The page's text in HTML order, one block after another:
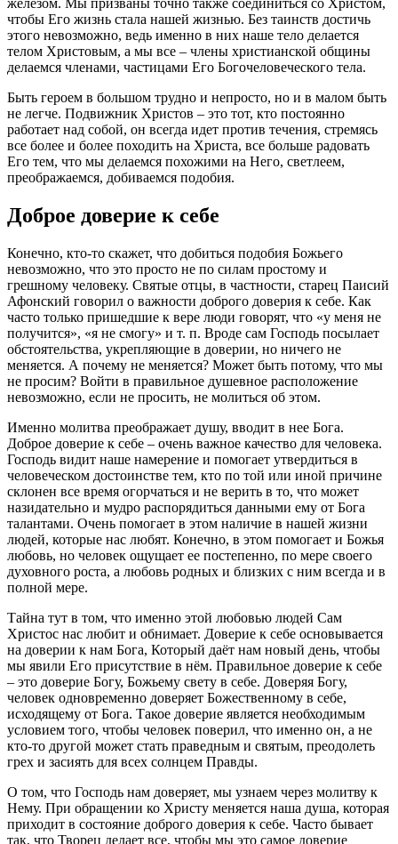
железом. Мы призваны точно также соединиться со Христом,
чтобы Его жизнь стала нашей жизнью. Без таинств достичь
этого невозможно, ведь именно в них наше тело делается
телом Христовым, а мы все – члены христианской общины
делаемся членами, частицами Его Богочеловеческого тела.
Быть героем в большом трудно и непросто, но и в малом быть
не легче. Подвижник Христов – это тот, кто постоянно
работает над собой, он всегда идет против течения, стремясь
все более и более походить на Христа, все больше радовать
Его тем, что мы делаемся похожими на Него, светлеем,
преображаемся, добиваемся подобия.
Доброе доверие к себе
Конечно, кто-то скажет, что добиться подобия Божьего
невозможно, что это просто не по силам простому и
грешному человеку. Святые отцы, в частности, старец Паисий
Афонский говорил о важности доброго доверия к себе. Как
часто только пришедшие к вере люди говорят, что «у меня не
получится», «я не смогу» и т. п. Вроде сам Господь посылает
обстоятельства, укрепляющие в доверии, но ничего не
меняется. А почему не меняется? Может быть потому, что мы
не просим? Войти в правильное душевное расположение
невозможно, если не просить, не молиться об этом.
Именно молитва преображает душу, вводит в нее Бога.
Доброе доверие к себе – очень важное качество для человека.
Господь видит наше намерение и помогает утвердиться в
человеческом достоинстве тем, кто по той или иной причине
склонен все время огорчаться и не верить в то, что может
назидательно и мудро распорядиться данными ему от Бога
талантами. Очень помогает в этом наличие в нашей жизни
людей, которые нас любят. Конечно, в этом помогает и Божья
любовь, но человек ощущает ее постепенно, по мере своего
духовного роста, а любовь родных и близких с ним всегда и в
полной мере.
Тайна тут в том, что именно этой любовью людей Сам
Христос нас любит и обнимает. Доверие к себе основывается
на доверии к нам Бога, Который даёт нам новый день, чтобы
мы явили Его присутствие в нём. Правильное доверие к себе
– это доверие Богу, Божьему свету в себе. Доверяя Богу,
человек одновременно доверяет Божественному в себе,
исходящему от Бога. Такое доверие является необходимым
условием того, чтобы человек поверил, что именно он, а не
кто-то другой может стать праведным и святым, преодолеть
грех и засиять для всех солнцем Правды.
О том, что Господь нам доверяет, мы узнаем через молитву к
Нему. При обращении ко Христу меняется наша душа, которая
приходит в состояние доброго доверия к себе. Часто бывает
так, что Творец делает все, чтобы мы это самое доверие